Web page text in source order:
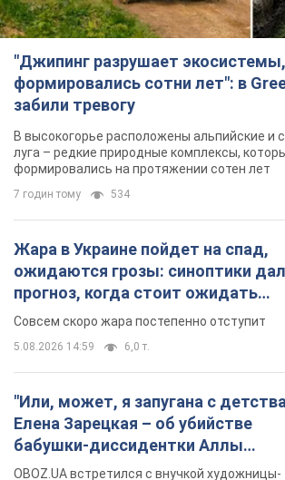
7 годин тому 534
Жара в Украине пойдет на спад,
ожидаются грозы: синоптики
прогноз, когда стоит ожидать
изменения погоды
Совсем скоро жара постепенно отступит
5.08.2026 14:59 6,0 т.
"Или, может, я запугана с
Елена Зарецкая – об убийстве
бабушки-диссидентки Аллы
Горской, критике сына Стуса и
бегстве в Португалию с пятью
детьми
OBOZ.UA встретился с внучкой художницы-